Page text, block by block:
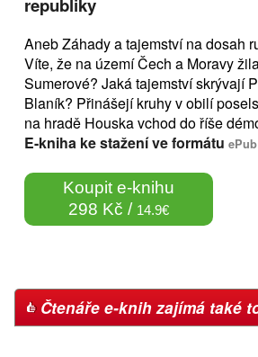
republiky
Aneb Záhady a tajemství na dosah
Víte, že na území Čech a Moravy
Sumerové? Jaká tajemství skrývají
Blaník? Přinášejí kruhy v obilí
na hradě Houska vchod do říše
E-kniha ke stažení ve formátu ePub
Koupit e-knihu
298 Kč / 14.9€
Čtenáře e-knih zajímá také